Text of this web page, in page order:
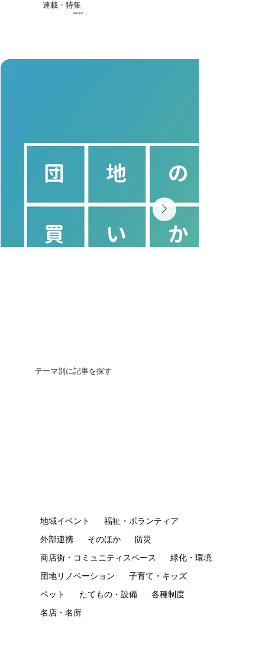
連載・特集
SERIES
団地の買いかたテーマ別に記事を探す
地域イベント
福祉・ボランティア
外部連携
そのほか
防災
商店街・コミュニティスペース
緑化・環境
団地リノベーション
子育て・キッズ
ペット
たてもの・設備
各種制度
名店・名所